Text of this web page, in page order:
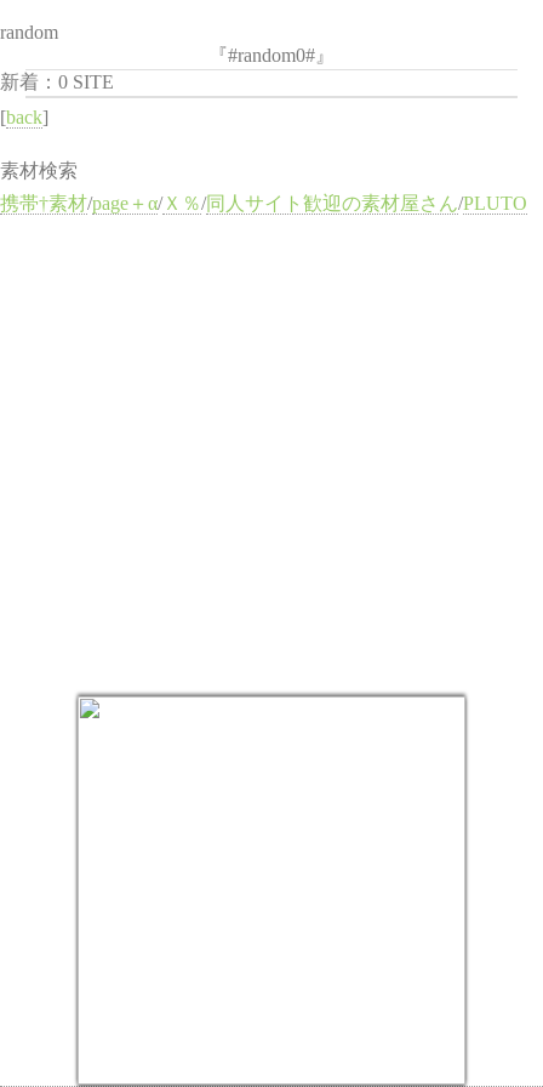
random
『#random0#』
新着：0 SITE
[back]
素材検索
携帯†素材/page＋α/Ｘ％/同人サイト歓迎の素材屋さん/PLUTO